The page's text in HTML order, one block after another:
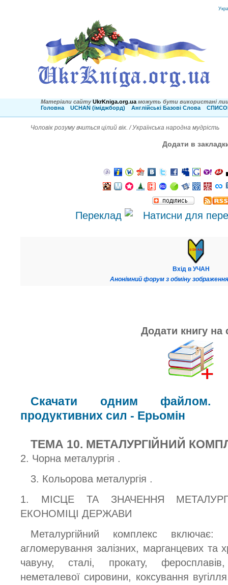
Матеріали сайту UkrKniga.org.ua можуть бути використані
Головна
UCHAN (іміджборд) Англійські Базові Слова
Чоловік розуму вчиться цілий вік. / Українська народна мудрість
Додати в
Переклад
Вхід в УЧАН
Анонімний форум з обміну
Додати книгу на
Скачати одним файлом.
продуктивних сил - Ерьомін
ТЕМА 10. МЕТАЛУРГІЙНИЙ
2. Чорна металургія .
3. Кольорова металургія .
1. МІСЦЕ ТА ЗНАЧЕННЯ
ЕКОНОМІЦІ ДЕРЖАВИ
Металургійний комплекс включає:
агломерування залізних, марганцевих та
чавуну, сталі, прокату,
неметалевої сировини, коксування